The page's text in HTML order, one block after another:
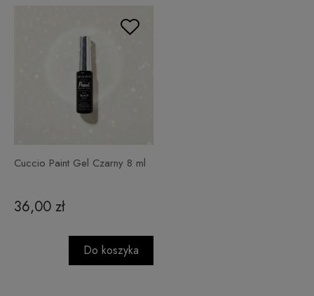
Cuccio Paint Gel Czarny 8 ml
36,00 zł
Do koszyka